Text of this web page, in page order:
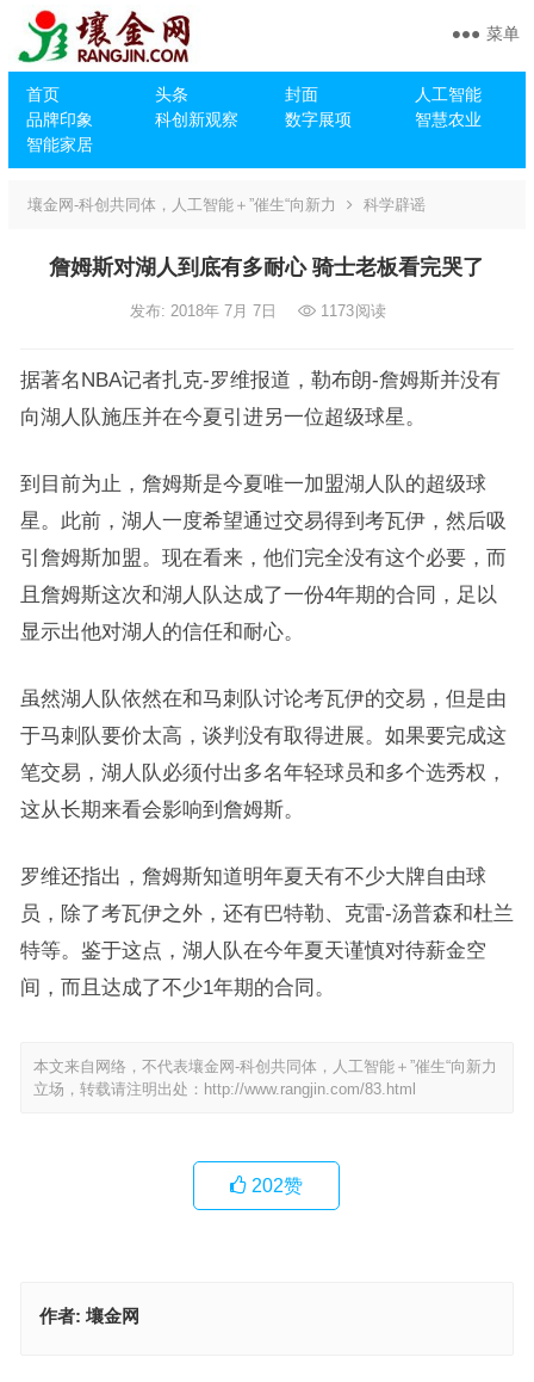
首页 头条 封面
人工智能
品牌印象
科创新观察 数字展项
智慧农业
智能家居
菜单
壤金网-科创共同体，人工智能＋”催生“向新力 科学辟谣
詹姆斯对湖人到底有多耐心 骑士老板看完哭了
发布: 2018年 7月 7日 1173阅读
据著名NBA记者扎克-罗维报道，勒布朗-詹姆斯并没有
向湖人队施压并在今夏引进另一位超级球星。
到目前为止，詹姆斯是今夏唯一加盟湖人队的超级球
星。此前，湖人一度希望通过交易得到考瓦伊，然后吸
引詹姆斯加盟。现在看来，他们完全没有这个必要，而
且詹姆斯这次和湖人队达成了一份4年期的合同，足以
显示出他对湖人的信任和耐心。
虽然湖人队依然在和马刺队讨论考瓦伊的交易，但是由
于马刺队要价太高，谈判没有取得进展。如果要完成这
笔交易，湖人队必须付出多名年轻球员和多个选秀权，
这从长期来看会影响到詹姆斯。
罗维还指出，詹姆斯知道明年夏天有不少大牌自由球
员，除了考瓦伊之外，还有巴特勒、克雷-汤普森和杜兰
特等。鉴于这点，湖人队在今年夏天谨慎对待薪金空
间，而且达成了不少1年期的合同。
本文来自网络，不代表壤金网-科创共同体，人工智能＋”催生“向新力
立场，转载请注明出处： http://www.rangjin.com/83.html
202赞
作者: 壤金网